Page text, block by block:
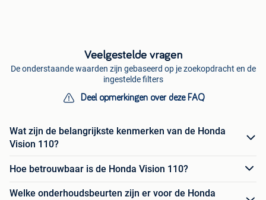
Veelgestelde vragen
De onderstaande waarden zijn gebaseerd op je zoekopdracht en de
ingestelde filters
Deel opmerkingen over deze FAQ
Wat zijn de belangrijkste kenmerken van de Honda
Vision 110?
Hoe betrouwbaar is de Honda Vision 110?
Welke onderhoudsbeurten zijn er voor de Honda